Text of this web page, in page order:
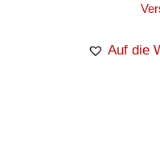
Auf die